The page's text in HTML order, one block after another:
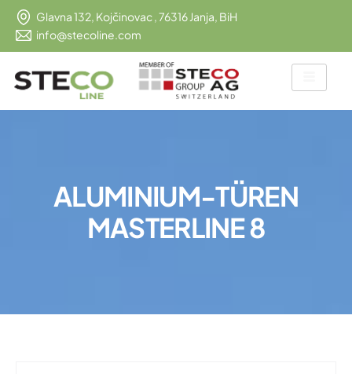
Glavna 132, Kojčinovac , 76316 Janja, BiH
info@stecoline.com
ALUMINIUM-TÜREN
MASTERLINE8